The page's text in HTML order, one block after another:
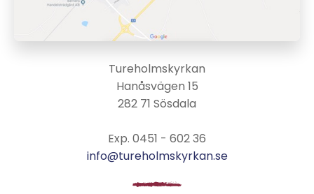
Tureholmskyrkan
Hanåsvägen 15
282 71 Sösdala
Exp. 0451 - 602 36
info@tureholmskyrkan.se